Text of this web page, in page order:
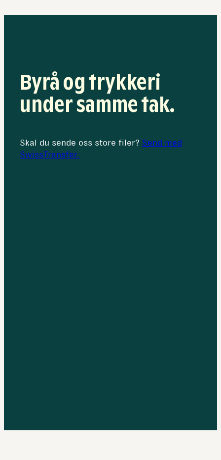
Byrå og trykkeri
under samme tak.
Skal du sende oss store filer? Send med
SwissTransfer.